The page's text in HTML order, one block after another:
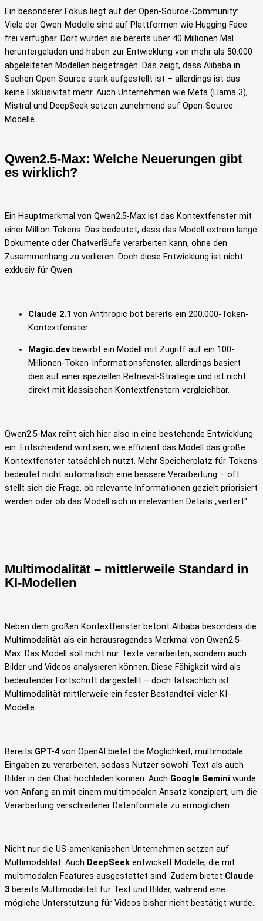
Ein besonderer Fokus liegt auf der Open-Source-Community:
Viele der Qwen-Modelle sind auf Plattformen wie Hugging Face
frei verfügbar. Dort wurden sie bereits über 40 Millionen Mal
heruntergeladen und haben zur Entwicklung von mehr als 50.000
abgeleiteten Modellen beigetragen. Das zeigt, dass Alibaba in
Sachen Open Source stark aufgestellt ist – allerdings ist das
keine Exklusivität mehr. Auch Unternehmen wie Meta (Llama 3),
Mistral und DeepSeek setzen zunehmend auf Open-Source-
Modelle.
Qwen2.5-Max: Welche Neuerungen gibt
es wirklich?
Ein Hauptmerkmal von Qwen2.5-Max ist das Kontextfenster mit
einer Million Tokens. Das bedeutet, dass das Modell extrem lange
Dokumente oder Chatverläufe verarbeiten kann, ohne den
Zusammenhang zu verlieren. Doch diese Entwicklung ist nicht
exklusiv für Qwen:
Claude 2.1 von Anthropic bot bereits ein 200.000-Token-
Kontextfenster.
Magic.dev bewirbt ein Modell mit Zugriff auf ein 100-
Millionen-Token-Informationsfenster, allerdings basiert
dies auf einer speziellen Retrieval-Strategie und ist nicht
direkt mit klassischen Kontextfenstern vergleichbar.
Qwen2.5-Max reiht sich hier also in eine bestehende Entwicklung
ein. Entscheidend wird sein, wie effizient das Modell das große
Kontextfenster tatsächlich nutzt. Mehr Speicherplatz für Tokens
bedeutet nicht automatisch eine bessere Verarbeitung – oft
stellt sich die Frage, ob relevante Informationen gezielt priorisiert
werden oder ob das Modell sich in irrelevanten Details „verliert“.
Multimodalität – mittlerweile Standard in
KI-Modellen
Neben dem großen Kontextfenster betont Alibaba besonders die
Multimodalität als ein herausragendes Merkmal von Qwen2.5-
Max. Das Modell soll nicht nur Texte verarbeiten, sondern auch
Bilder und Videos analysieren können. Diese Fähigkeit wird als
bedeutender Fortschritt dargestellt – doch tatsächlich ist
Multimodalität mittlerweile ein fester Bestandteil vieler KI-
Modelle.
Bereits GPT-4 von OpenAI bietet die Möglichkeit, multimodale
Eingaben zu verarbeiten, sodass Nutzer sowohl Text als auch
Bilder in den Chat hochladen können. Auch Google Gemini wurde
von Anfang an mit einem multimodalen Ansatz konzipiert, um die
Verarbeitung verschiedener Datenformate zu ermöglichen.
Nicht nur die US-amerikanischen Unternehmen setzen auf
Multimodalität: Auch DeepSeek entwickelt Modelle, die mit
multimodalen Features ausgestattet sind. Zudem bietet Claude
3 bereits Multimodalität für Text und Bilder, während eine
mögliche Unterstützung für Videos bisher nicht bestätigt wurde.